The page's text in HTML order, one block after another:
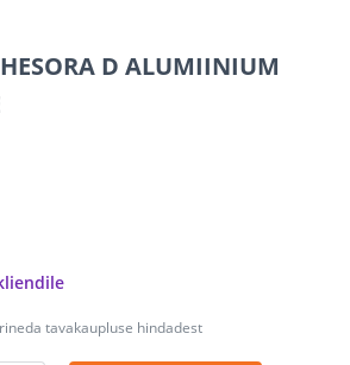
D ALUMIINIUM
tavakaupluse hindadest